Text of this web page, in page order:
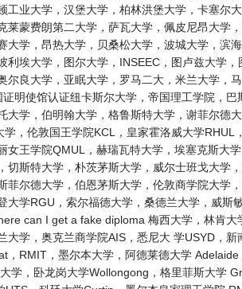
业大学，汉堡大学，柏林洪堡大学，卡塞尔
蒙费朗第二大学，萨瓦大学，佩皮尼昂大学
学，昂热大学，贝桑松大学，波城大学，滨
埃大学，图尔大学，INSEEC，图卢兹大学
良大学，亚眠大学，罗马二大，米兰大学，
明使馆认证纽卡斯尔大学，帝国理工学院，
学，伯明翰大学，格鲁斯特大学，谢菲尔德
，伦敦国王学院KCL，皇家霍洛威大学RHUL
王学院QMUL，赫瑞瓦特大学，埃塞克斯大
斯特大学，朴茨茅斯大学，威尔士班戈大学
尔德大学，伯恩茅斯大学，伦敦商学院大学
学RGU，索尔福德大学，桑德兰大学，威斯
can I get a fake diploma 梅西大学，林肯
学，奥克兰商学院AIS，悉尼大 学USYD，新
RMIT，墨尔本大学，阿德莱德大学
，卧龙岗大学Wollongong，格里菲斯大学